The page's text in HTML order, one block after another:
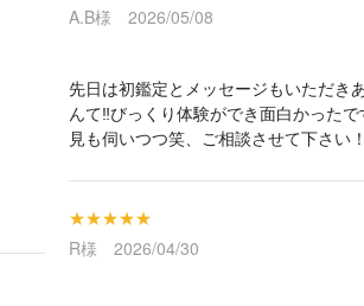
A.B様 2026/05/08
先日は初鑑定とメッセージもいただき
んて‼️びっくり体験ができ面白かった
見も伺いつつ笑、ご相談させて下さい！
★★★★★
R様 2026/04/30